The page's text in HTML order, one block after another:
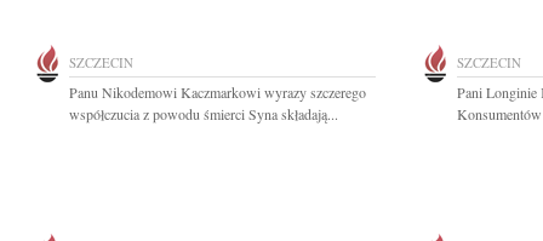
SZCZECIN
Panu Nikodemowi Kaczmarkowi wyrazy szczerego
współczucia z powodu śmierci Syna składają...
SZCZECIN
Pani Longinie